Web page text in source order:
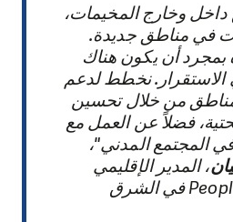
وخارج المخيمات،
في مناطق جديدة.
بمجرد أن يكون هناك
الاستقرار. نخطط لدعم
من خلال تحسين
فضلاً عن العمل مع
المجتمع المدني"،
، المدير الإقليمي
لمنظمة People in Need في الشرق